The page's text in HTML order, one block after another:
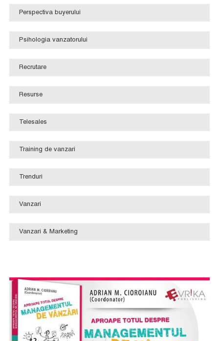
Perspectiva buyerului
Psihologia vanzatorului
Recrutare
Resurse
Telesales
Training de vanzari
Trenduri
Vanzari
Vanzari & Marketing